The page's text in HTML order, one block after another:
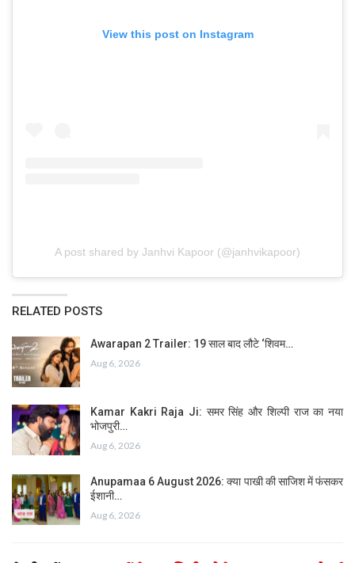
View this post on Instagram
A post shared by Janhvi Kapoor (@janhvikapoor)
RELATED POSTS
Awarapan 2 Trailer: 19 साल बाद लौटे ‘शिवम…
Aug 6, 2026
Kamar Kakri Raja Ji: समर सिंह और शिल्पी राज का नया
भोजपुरी…
Aug 6, 2026
Anupamaa 6 August 2026: क्या पाखी की साजिश में फंसकर
ईशानी…
Aug 6, 2026